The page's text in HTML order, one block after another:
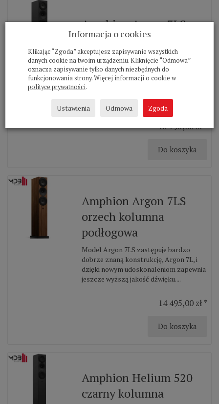
Amphion Argon 7LS
czarny kolumna
podłogowa
Model Argon 7LS zastępuje bardzo
dobrze znaną konstrukcję, Argon 7L, i
dzięki nowym udoskonaleniom zapewnia
jeszcze wyższą jakość dźwięku....
13 795,00 zł *
Do koszyka
Amphion Argon 7LS
orzech kolumna
podłogowa
Model Argon 7LS zastępuje bardzo
dobrze znaną konstrukcję, Argon 7L, i
dzięki nowym udoskonaleniom zapewnia
jeszcze wyższą jakość dźwięku....
14 495,00 zł *
Do koszyka
Amphion Helium 520
czarny kolumna
Informacja o cookies
Klikając “Zgoda” akceptujesz zapisywanie wszystkich
danych cookie na twoim urządzeniu. Kliknięcie “Odmowa”
oznacza zapisywanie tylko danych niezbędnych do
funkcjonowania strony. Więcej informacji o cookie w
polityce prywatności.
Ustawienia Odmowa Zgoda